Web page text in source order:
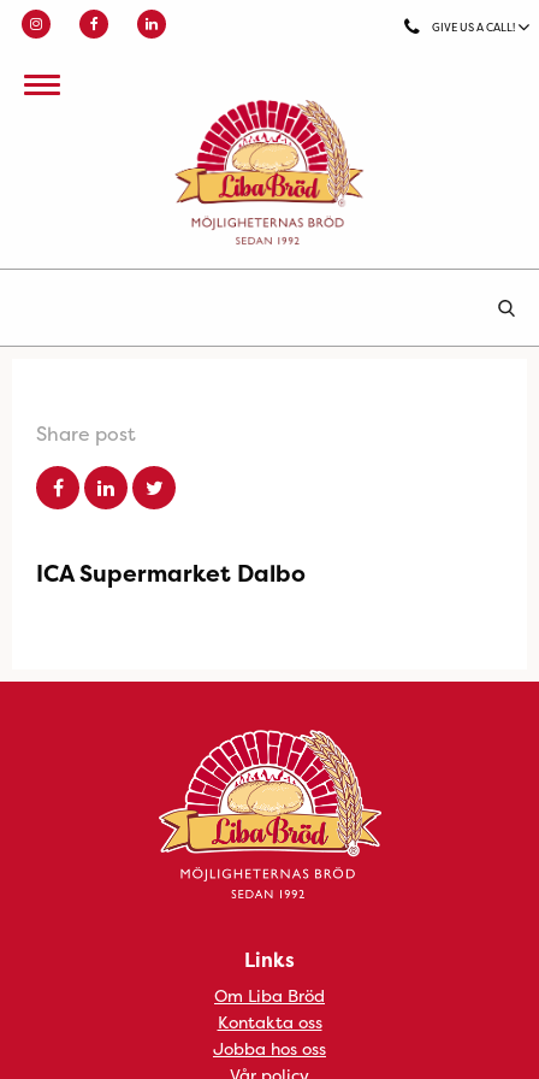
GIVE US A CALL!
Share post
ICA Supermarket Dalbo
Links
Om Liba Bröd
Kontakta oss
Jobba hos oss